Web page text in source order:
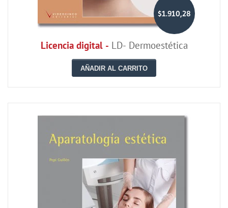
$1.910,28
Licencia digital - LD- Dermoestética
AÑADIR AL CARRITO